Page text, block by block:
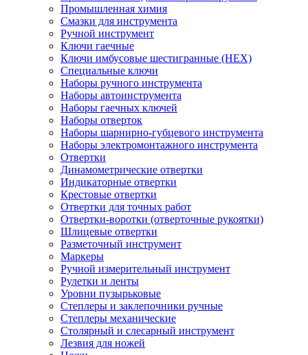
Промышленная химия
Смазки для инструмента
Ручной инструмент
Ключи гаечные
Ключи имбусовые шестигранные (HEX)
Специальные ключи
Наборы ручного инструмента
Наборы автоинструмента
Наборы гаечных ключей
Наборы отверток
Наборы шарнирно-губцевого инструмента
Наборы электромонтажного инструмента
Отвертки
Динамометрические отвертки
Индикаторные отвертки
Крестовые отвертки
Отвертки для точных работ
Отвертки-воротки (отверточные рукоятки)
Шлицевые отвертки
Разметочный инструмент
Маркеры
Ручной измерительный инструмент
Рулетки и ленты
Уровни пузырьковые
Степлеры и заклепочники ручные
Степлеры механические
Столярный и слесарный инструмент
Лезвия для ножей